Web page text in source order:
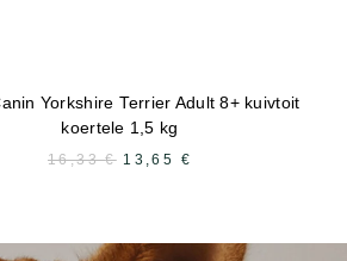
Yorkshire Terrier Adult 8+ kuivtoit
koertele 1,5 kg
16,33€ ALGNE
13,65 €